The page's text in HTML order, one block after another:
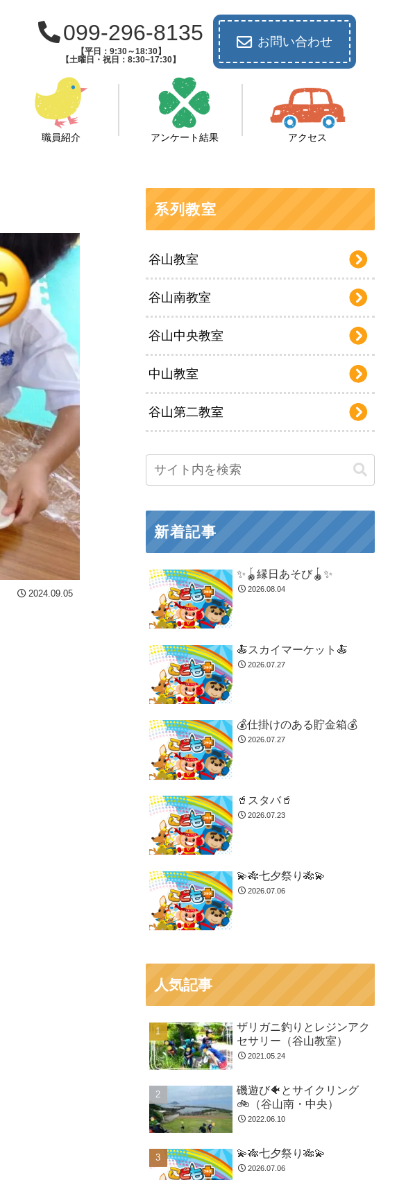
099-296-8135
【平日：9:30～18:30】
【土曜日・祝日：8:30~17:30】
お問い合わせ
職員紹介 アンケート結果 アクセス
2024.09.05
系列教室
谷山教室
谷山南教室
谷山中央教室
中山教室
谷山第二教室
新着記事
✨🪀縁日あそび🪀✨
2026.08.04
🍝スカイマーケット🍝
2026.07.27
💰仕掛けのある貯金箱💰
2026.07.27
🥤スタバ🥤
2026.07.23
💫🎋七夕祭り🎋💫
2026.07.06
人気記事
ザリガニ釣りとレジンアク
セサリー（谷山教室）
2021.05.24
磯遊び🐠とサイクリング
🚲（谷山南・中央）
2022.06.10
💫🎋七夕祭り🎋💫
2026.07.06